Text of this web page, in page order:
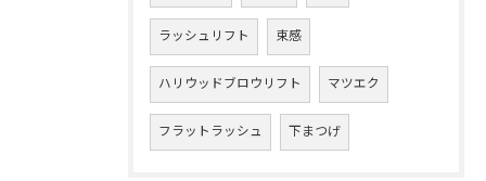
ラッシュリフト 束感
ハリウッドブロウリフト マツエク
フラットラッシュ 下まつげ